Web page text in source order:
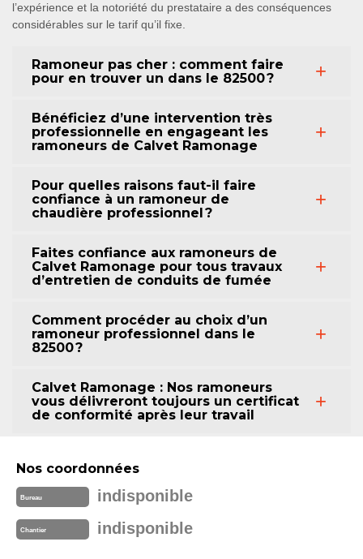
l’expérience et la notoriété du prestataire a des conséquences
considérables sur le tarif qu’il fixe.
Ramoneur pas cher : comment faire
pour en trouver un dans le 82500 ?
Bénéficiez d’une intervention très
professionnelle en engageant les
ramoneurs de Calvet Ramonage
Pour quelles raisons faut-il faire
confiance à un ramoneur de
chaudière professionnel ?
Faites confiance aux ramoneurs de
Calvet Ramonage pour tous travaux
d’entretien de conduits de fumée
Comment procéder au choix d’un
ramoneur professionnel dans le
82500 ?
Calvet Ramonage : Nos ramoneurs
vous délivreront toujours un certificat
de conformité après leur travail
Nos coordonnées
Bureau indisponible
Chantier indisponible